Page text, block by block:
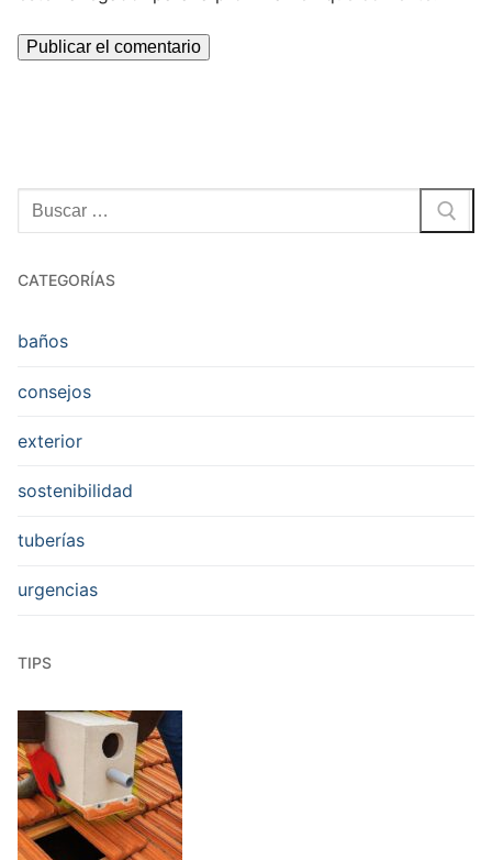
Buscar:
CATEGORÍAS
baños
consejos
exterior
sostenibilidad
tuberías
urgencias
TIPS